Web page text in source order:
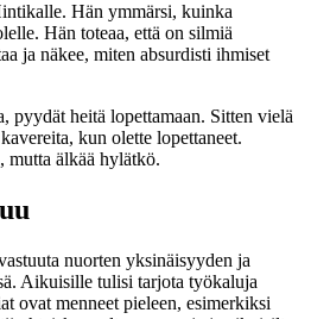
Hän ymmärsi, kuinka
Hän toteaa, että on silmiä
ja näkee, miten absurdisti ihmiset
pyydät heitä lopettamaan. Sitten vielä
kun olette lopettaneet.
mutta älkää hylätkö.
nuorten yksinäisyyden ja
Aikuisille tulisi tarjota työkaluja
ovat menneet pieleen, esimerkiksi